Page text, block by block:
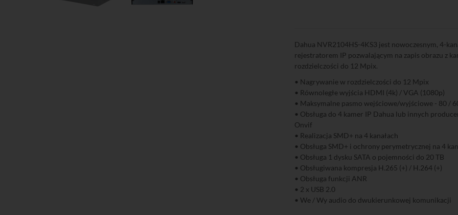
Dahua NVR2104HS-4KS3 jest nowoczesnym, 4-
rejestratorem IP pozwalającym na zapis obrazu z
rozdzielczości do 12 Mpix.
• Nagrywanie w rozdzielczości do 12 Mpix
• Równoległe wyjścia HDMI (4k) / VGA (1080p)
• Maksymalne pasmo wejściowe/wyjściowe - 80 /
• Obsługa do 4 kamer IP Dahua lub innych
Onvif
• Realizacja SMD+ na 4 kanałach
• Obsługa SMD+ i ochrony perymetrycznej na 4
• Obsługa 1 dysku SATA o pojemności do 20 TB
• Obsługiwana kompresja H.265 (+) / H.264 (+)
• Obsługa funkcji ANR
• 2 x USB 2.0
• We / Wy audio do dwukierunkowej komunikacji